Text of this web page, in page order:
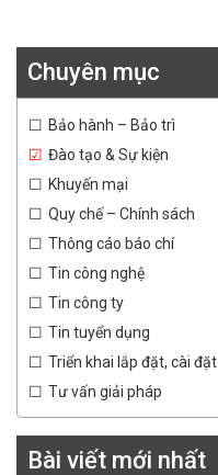
Chuyên mục
Bảo hành – Bảo trì
Đào tạo & Sự kiện
Khuyến mại
Quy chế – Chính sách
Thông cáo báo chí
Tin công nghệ
Tin công ty
Tin tuyển dụng
Triển khai lắp đặt, cài đặt
Tư vấn giải pháp
Bài viết mới nhất